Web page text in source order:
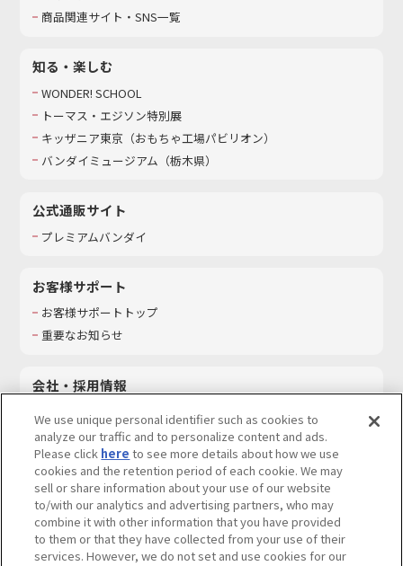
商品関連サイト・SNS一覧
知る・楽しむ
WONDER! SCHOOL
トーマス・エジソン特別展
キッザニア東京（おもちゃ工場パビリオン）​
バンダイミュージアム（栃木県）
公式通販サイト
プレミアムバンダイ
お客様サポート
お客様サポートトップ
重要なお知らせ
会社・採用情報
採用情報
サステナビリティ
お問い合わせ
ウェブサイトご利用条件 ソーシャルメディアポリシー
We use unique personal identifier such as cookies to
analyze our traffic and to personalize content and ads.
Please click here to see more details about how we use
cookies and the retention period of each cookie. We may
sell or share information about your use of our website
to/with our analytics and advertising partners, who may
combine it with other information that you have provided
to them or that they have collected from your use of their
services. However, we do not set and use cookies for our